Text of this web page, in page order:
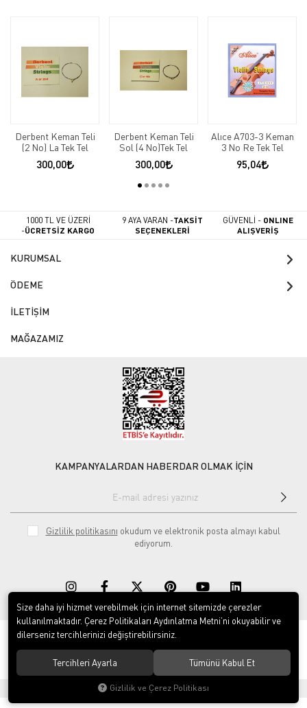
Derbent Keman Teli
(2 No) La Tek Tel
300,00
Derbent Keman Teli
Sol (4 No)Tek Tel
300,00
Alıce A703-3 Keman
3 No Re Tek Tel
95,04
1000 TL VE ÜZERİ
-ÜCRETSİZ KARGO
9 AYA VARAN -TAKSİT
SEÇENEKLERİ
GÜVENLİ - ONLINE
ALIŞVERİŞ
KURUMSAL
ÖDEME
İLETİŞİM
MAĞAZAMIZ
KAMPANYALARDAN HABERDAR OLMAK İÇİN
Gizlilik politikasını okudum ve elektronik posta almayı kabul
ediyorum.
© 2020Rekor Müzik. Tüm hakları saklıdır.
Yeni Nesil E-Ticaret Sistemleri ile Hazırlanmıştır.
Size daha iyi hizmet verebilmek için internet sitemizde çerezler
kullanılmaktadır. Çerez Politikaları Aydınlatma Metni’ni okuyabilir ve
dilerseniz tercihlerinizi değiştirebilirsiniz.
Tercihleri Ayarla Tümünü Kabul Et
Gizlilik ve Çerez Politikası